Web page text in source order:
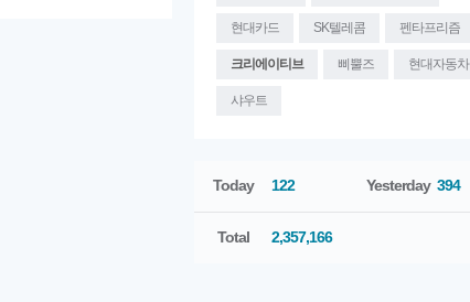
현대카드 SK텔레콤 펜타프리즘
크리에이티브 삐뿔즈 현대자동차
샤우트
Today 122 Yesterday 394
Total 2,357,166